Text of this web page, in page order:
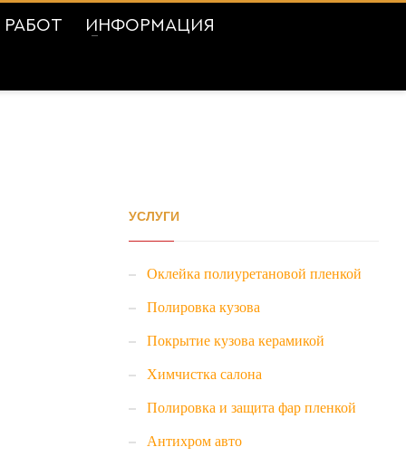
ИНФОРМАЦИЯ
УСЛУГИ
Оклейка полиуретановой пленкой
Полировка кузова
Покрытие кузова керамикой
Химчистка салона
Полировка и защита фар пленкой
Антихром авто